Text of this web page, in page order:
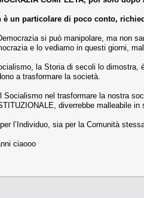
è un particolare di poco conto,
si può manipolare, ma non
e lo vediamo in questi giorni,
la Storia di secoli lo dimostra,
a trasformare la società.
Socialismo nel trasformare la nostra
diverrebbe malleabile
l’Individuo, sia per la Comunità
ciaooo